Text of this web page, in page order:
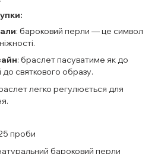
: бароковий перли — це символ
: браслет пасуватиме як до
до святкового образу.
легко регулюється для
проби
бароковий перли